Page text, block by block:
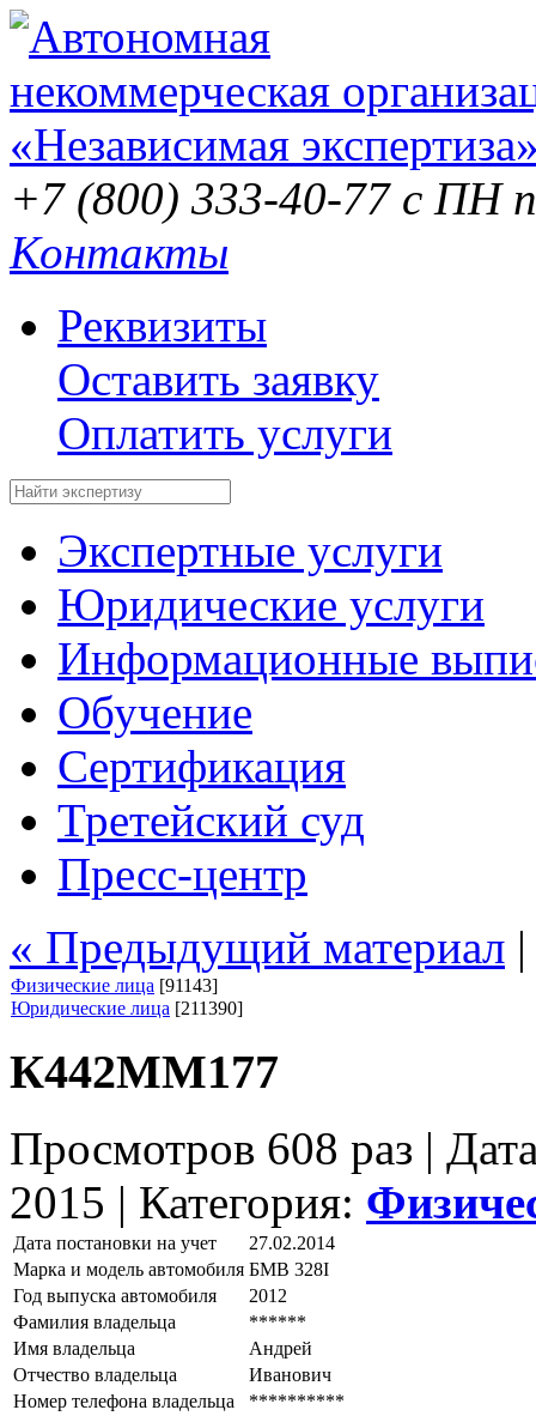
+7 (800) 333-40-77 с ПН
Контакты
Реквизиты
Оставить заявку
Оплатить услуги
Экспертные услуги
Юридические услуги
Информационные
Обучение
Сертификация
Третейский суд
Пресс-центр
« Предыдущий материал
Физические лица [91143]
Юридические лица [211390]
К442ММ177
Просмотров 608 раз |
2015 | Категория:
Дата постановки на учет
27.02.2014
Марка и модель автомобиля БМВ 328I
Год выпуска автомобиля
2012
Фамилия владельца
******
Имя владельца
Андрей
Отчество владельца
Иванович
Номер телефона владельца
**********